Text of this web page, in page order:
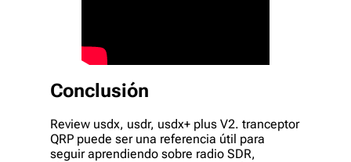
Conclusión
Review usdx, usdr, usdx+ plus V2. tranceptor
QRP puede ser una referencia útil para
seguir aprendiendo sobre radio SDR,